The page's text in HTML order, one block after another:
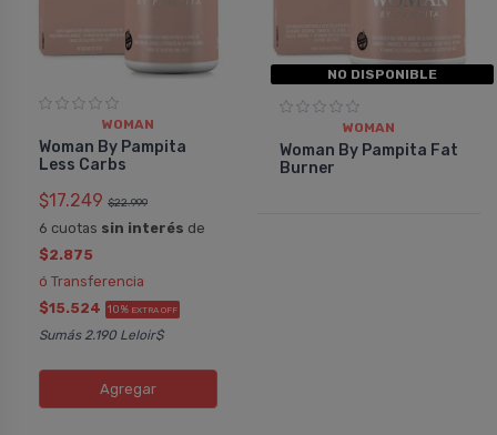
WOMAN
Woman By Pampita
Less Carbs
$17.249 $22.999
6 cuotas sin interés de
$2.875
ó Transferencia
$15.524 10% EXTRA OFF
Sumás 2.190 Leloir$
Agregar
NO DISPONIBLE
WOMAN
Woman By Pampita Fat
Burner